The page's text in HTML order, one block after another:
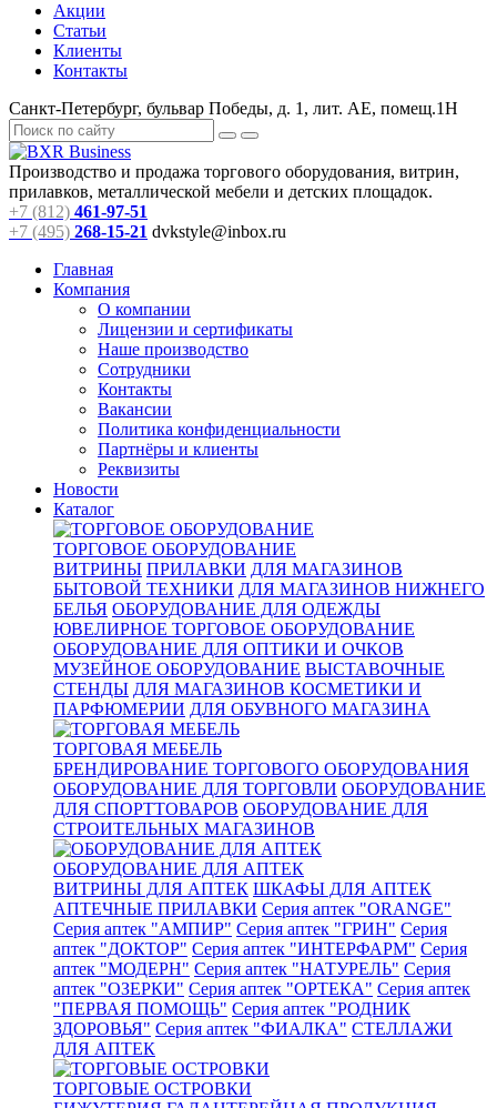
Акции
Статьи
Клиенты
Контакты
Санкт-Петербург, бульвар Победы, д. 1, лит. АЕ, помещ.1Н
Производство и продажа торгового оборудования, витрин,
прилавков, металлической мебели и детских площадок.
+7 (812) 461-97-51
+7 (495) 268-15-21 dvkstyle@inbox.ru
Главная
Компания
О компании
Лицензии и сертификаты
Наше производство
Сотрудники
Контакты
Вакансии
Политика конфиденциальности
Партнёры и клиенты
Реквизиты
Новости
Каталог
ТОРГОВОЕ ОБОРУДОВАНИЕ
ВИТРИНЫ ПРИЛАВКИ ДЛЯ МАГАЗИНОВ
БЫТОВОЙ ТЕХНИКИ ДЛЯ МАГАЗИНОВ НИЖНЕГО
БЕЛЬЯ ОБОРУДОВАНИЕ ДЛЯ ОДЕЖДЫ
ЮВЕЛИРНОЕ ТОРГОВОЕ ОБОРУДОВАНИЕ
ОБОРУДОВАНИЕ ДЛЯ ОПТИКИ И ОЧКОВ
МУЗЕЙНОЕ ОБОРУДОВАНИЕ ВЫСТАВОЧНЫЕ
СТЕНДЫ ДЛЯ МАГАЗИНОВ КОСМЕТИКИ И
ПАРФЮМЕРИИ ДЛЯ ОБУВНОГО МАГАЗИНА
ТОРГОВАЯ МЕБЕЛЬ
БРЕНДИРОВАНИЕ ТОРГОВОГО ОБОРУДОВАНИЯ
ОБОРУДОВАНИЕ ДЛЯ ТОРГОВЛИ ОБОРУДОВАНИЕ
ДЛЯ СПОРТТОВАРОВ ОБОРУДОВАНИЕ ДЛЯ
СТРОИТЕЛЬНЫХ МАГАЗИНОВ
ОБОРУДОВАНИЕ ДЛЯ АПТЕК
ВИТРИНЫ ДЛЯ АПТЕК ШКАФЫ ДЛЯ АПТЕК
АПТЕЧНЫЕ ПРИЛАВКИ Серия аптек "ORANGE"
Серия аптек "АМПИР" Серия аптек "ГРИН" Серия
аптек "ДОКТОР" Серия аптек "ИНТЕРФАРМ" Серия
аптек "МОДЕРН" Серия аптек "НАТУРЕЛЬ" Серия
аптек "ОЗЕРКИ" Серия аптек "ОРТЕКА" Серия аптек
"ПЕРВАЯ ПОМОЩЬ" Серия аптек "РОДНИК
ЗДОРОВЬЯ" Серия аптек "ФИАЛКА" СТЕЛЛАЖИ
ДЛЯ АПТЕК
ТОРГОВЫЕ ОСТРОВКИ